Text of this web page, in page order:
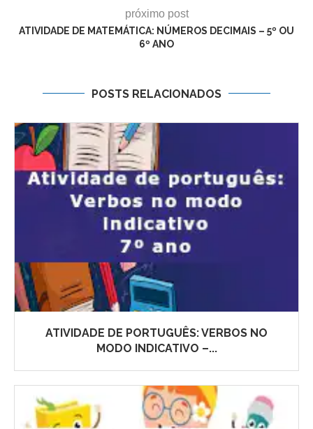
próximo post
ATIVIDADE DE MATEMÁTICA: NÚMEROS DECIMAIS – 5º OU
6º ANO
POSTS RELACIONADOS
ATIVIDADE DE PORTUGUÊS: VERBOS NO
MODO INDICATIVO –...